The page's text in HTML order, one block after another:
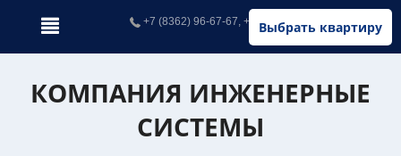
Выбрать квартиру
+7 (8362) 96-67-67, +7 (902) 326-67-67
КОМПАНИЯ ИНЖЕНЕРНЫЕ
СИСТЕМЫ